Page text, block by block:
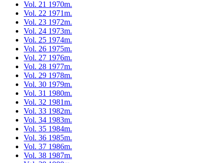
Vol. 21 1970m.
Vol. 22 1971m.
Vol. 23 1972m.
Vol. 24 1973m.
Vol. 25 1974m.
Vol. 26 1975m.
Vol. 27 1976m.
Vol. 28 1977m.
Vol. 29 1978m.
Vol. 30 1979m.
Vol. 31 1980m.
Vol. 32 1981m.
Vol. 33 1982m.
Vol. 34 1983m.
Vol. 35 1984m.
Vol. 36 1985m.
Vol. 37 1986m.
Vol. 38 1987m.